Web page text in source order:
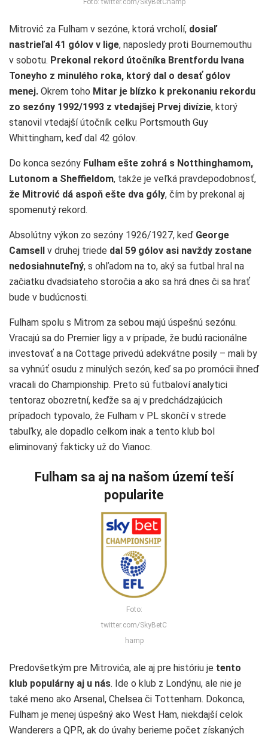
Foto: twitter.com/SkyBetChamp
Mitrović za Fulham v sezóne, ktorá vrcholí, dosiaľ
nastrieľal 41 gólov v lige, naposledy proti Bournemouthu
v sobotu. Prekonal rekord útočníka Brentfordu Ivana
Toneyho z minulého roka, ktorý dal o desať gólov
menej. Okrem toho Mitar je blízko k prekonaniu rekordu
zo sezóny 1992/1993 z vtedajšej Prvej divízie, ktorý
stanovil vtedajší útočník celku Portsmouth Guy
Whittingham, keď dal 42 gólov.
Do konca sezóny Fulham ešte zohrá s Notthinghamom,
Lutonom a Sheffieldom, takže je veľká pravdepodobnosť,
že Mitrović dá aspoň ešte dva góly, čím by prekonal aj
spomenutý rekord.
Absolútny výkon zo sezóny 1926/1927, keď George
Camsell v druhej triede dal 59 gólov asi navždy zostane
nedosiahnuteľný, s ohľadom na to, aký sa futbal hral na
začiatku dvadsiateho storočia a ako sa hrá dnes či sa hrať
bude v budúcnosti.
Fulham spolu s Mitrom za sebou majú úspešnú sezónu.
Vracajú sa do Premier ligy a v prípade, že budú racionálne
investovať a na Cottage privedú adekvátne posily – mali by
sa vyhnúť osudu z minulých sezón, keď sa po promócii ihneď
vracali do Championship. Preto sú futbaloví analytici
tentoraz obozretní, keďže sa aj v predchádzajúcich
prípadoch typovalo, že Fulham v PL skončí v strede
tabuľky, ale dopadlo celkom inak a tento klub bol
eliminovaný fakticky už do Vianoc.
Fulham sa aj na našom území teší
popularite
Foto:
twitter.com/SkyBetC
hamp
Predovšetkým pre Mitrovića, ale aj pre históriu je tento
klub populárny aj u nás. Ide o klub z Londýnu, ale nie je
také meno ako Arsenal, Chelsea či Tottenham. Dokonca,
Fulham je menej úspešný ako West Ham, niekdajší celok
Wanderers a QPR, ak do úvahy berieme počet získaných